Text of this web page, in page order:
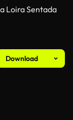
Loira Sentada
Download